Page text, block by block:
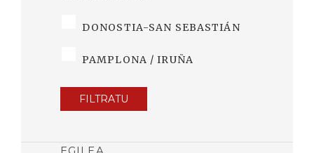
DONOSTIA-SAN SEBASTIÁN
PAMPLONA / IRUÑA
FILTRATU